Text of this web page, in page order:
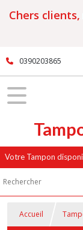
Chers
0390203865
Votre Tampon
Accueil